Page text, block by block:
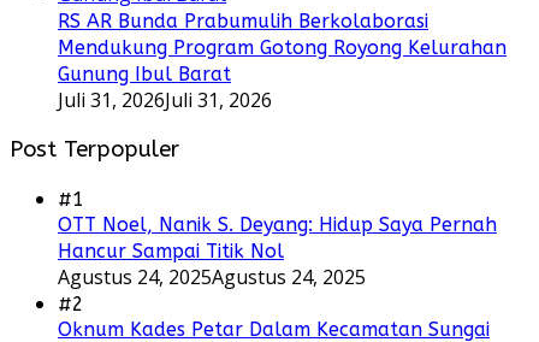
RS AR Bunda Prabumulih Berkolaborasi
Mendukung Program Gotong Royong Kelurahan
Gunung Ibul Barat
Juli 31, 2026Juli 31, 2026
Post Terpopuler
#1
OTT Noel, Nanik S. Deyang: Hidup Saya Pernah
Hancur Sampai Titik Nol
Agustus 24, 2025Agustus 24, 2025
#2
Oknum Kades Petar Dalam Kecamatan Sungai